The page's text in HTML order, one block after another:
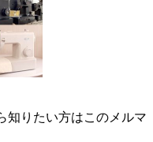
知りたい方はこのメルマ